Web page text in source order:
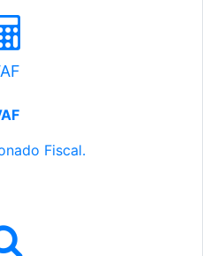
Fiscal.